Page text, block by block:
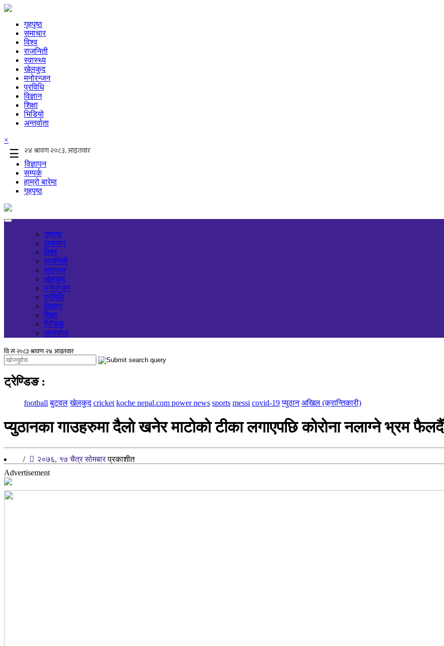
गृहपृष्ठ
समाचार
विश्व
राजनिती
स्वास्थ्य
खेलकुद
मनोरन्जन
प्रविधि
विज्ञान
शिक्षा
भिडियो
अन्तर्वाता
×
☰
विज्ञापन
सम्पर्क
हाम्रो बारेमा
गृहपृष्ठ
गृहपृष्ठ
समाचार
विश्व
राजनिती
स्वास्थ्य
खेलकुद
मनोरन्जन
प्रविधि
विज्ञान
शिक्षा
भिडियो
अन्तर्वाता
ट्रेण्डिङ :
football बुटवल खेलकुद cricket koche nepal.com power news sports messi covid-19 प्युठान अखिल (क्रान्तिकारी)
प्युठानका गाउहरुमा दैलाे खनेर माटाेकाे टीका लगाएपछि काेराेना नलाग्ने भ्रम फैलदैं
/ २०७६, १७ चैत्र सोमबारप्रकाशीत
Advertisement